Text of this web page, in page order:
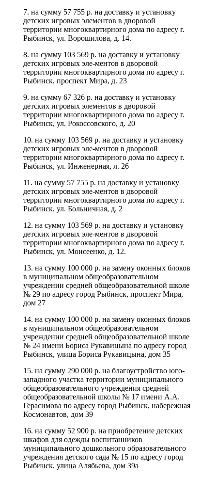
7. на сумму 57 755 р. на доставку и установку
детских игровых элементов в дворовой
территории многоквартирного дома по адресу г.
Рыбинск, ул. Ворошилова, д. 14.
8. на сумму 103 569 р. на доставку и установку
детских игровых эле-ментов в дворовой
территории многоквартирного дома по адресу г.
Рыбинск, проспект Мира, д. 23
9. на сумму 67 326 р. на доставку и установку
детских игровых элементов в дворовой
территории многоквартирного дома по адресу г.
Рыбинск, ул. Рокоссовского, д. 20
10. на сумму 103 569 р. на доставку и установку
детских игровых эле-ментов в дворовой
территории многоквартирного дома по адресу г.
Рыбинск, ул. Инженерная, л. 26
11. на сумму 57 755 р. на доставку и установку
детских игровых эле-ментов в дворовой
территории многоквартирного дома по адресу г.
Рыбинск, ул. Больничная, д. 2
12. на сумму 103 569 р. на доставку и установку
детских игровых эле-ментов в дворовой
территории многоквартирного дома по адресу г.
Рыбинск, ул. Моисеенко, д. 12.
13. на сумму 100 000 р. на замену оконных блоков
в муниципальном общеобразовательном
учреждении средней общеобразовательной школе
№ 29 по адресу город Рыбинск, проспект Мира,
дом 27
14. на сумму 100 000 р. на замену оконных блоков
в муниципальном общеобразовательном
учреждении средней общеобразовательной школе
№ 24 имени Бориса Рукавицына по адресу город
Рыбинск, улица Бориса Рукавицына, дом 35
15. на сумму 290 000 р. на благоустройство юго-
западного участка территории муниципального
общеобразовательного учреждения средней
общеобразовательной школы № 17 имени А.А.
Герасимова по адресу город Рыбинск, набережная
Космонавтов, дом 39
16. на сумму 52 900 р. на приобретение детских
шкафов для одежды воспитанников
муниципального дошкольного образовательного
учреждения детского сада № 15 по адресу город
Рыбинск, улица Алябьева, дом 39а